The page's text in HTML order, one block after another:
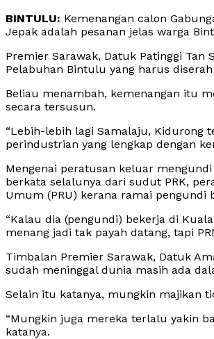
BINTULU: Kemenangan calon
Jepak adalah pesanan jelas warga
Premier Sarawak, Datuk Patinggi
Pelabuhan Bintulu yang harus
Beliau menambah, kemenangan itu
secara tersusun.
“Lebih-lebih lagi Samalaju, Kidurong
perindustrian yang lengkap dengan
Mengenai peratusan keluar
berkata selalunya dari sudut PRK,
Umum (PRU) kerana ramai
“Kalau dia (pengundi) bekerja di
menang jadi tak payah datang, tapi
Timbalan Premier Sarawak, Datuk
sudah meninggal dunia masih ada
Selain itu katanya, mungkin majikan
“Mungkin juga mereka terlalu yakin
katanya.